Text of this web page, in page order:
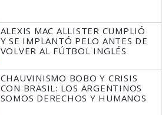
ALEXIS MAC ALLISTER CUMPLIÓ
Y SE IMPLANTÓ PELO ANTES DE
VOLVER AL FÚTBOL INGLÉS
CHAUVINISMO BOBO Y CRISIS
CON BRASIL: LOS ARGENTINOS
SOMOS DERECHOS Y HUMANOS